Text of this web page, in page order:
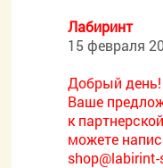
Лабиринт
15 февраля
Добрый день!
Ваше
к
можете